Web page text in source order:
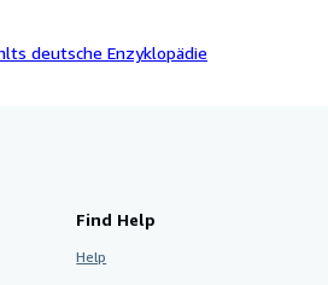
deutsche Enzyklopädie
Find Help
Help